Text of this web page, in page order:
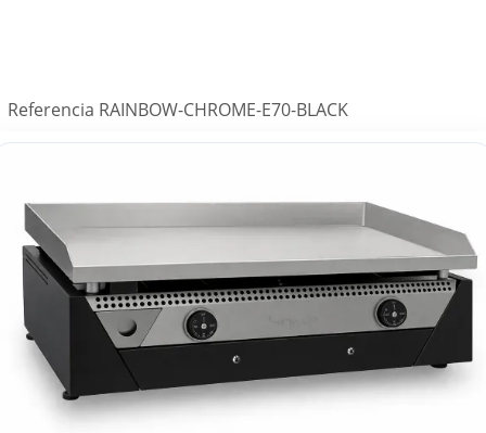
Referencia RAINBOW-CHROME-E70-BLACK